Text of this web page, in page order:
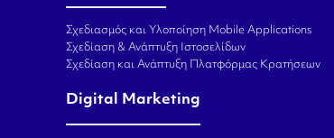
Σχεδιασμός και Υλοποίηση Mobile Applications
Σχεδίαση & Ανάπτυξη Ιστοσελίδων
Σχεδίαση και Ανάπτυξη Πλατφόρμας Κρατήσεων
Digital Marketing